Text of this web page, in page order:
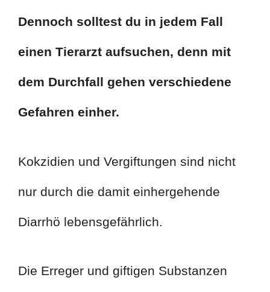
Dennoch solltest du in jedem Fall
einen Tierarzt aufsuchen, denn mit
dem Durchfall gehen verschiedene
Gefahren einher.
Kokzidien und Vergiftungen sind nicht
nur durch die damit einhergehende
Diarrhö lebensgefährlich.
Die Erreger und giftigen Substanzen